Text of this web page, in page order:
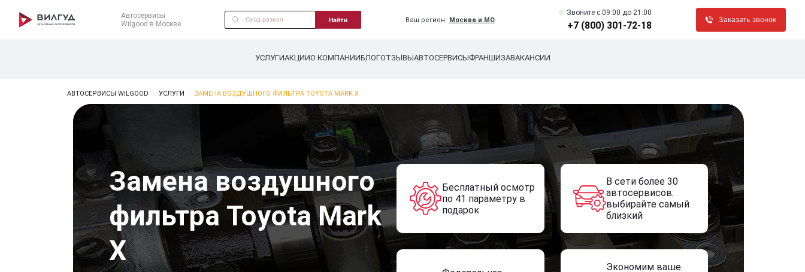
Автосервисы
Wilgood в Москве
Найти Ваш регион: Москва и МО
Звоните c 09:00 до 21:00
+7 (800) 301-72-18
Заказать звонок
УСЛУГИАКЦИИО КОМПАНИИБЛОГОТЗЫВЫАВТОСЕРВИСЫФРАНШИЗАВАКАНСИИ
АВТОСЕРВИСЫ WILGOOD УСЛУГИ ЗАМЕНА ВОЗДУШНОГО ФИЛЬТРА TOYOTA MARK X
Замена воздушного
фильтра Toyota Mark
X
Бесплатный осмотр
по 41 параметру в
подарок
В сети более 30
автосервисов:
выбирайте самый
близкий
Экономим ваше